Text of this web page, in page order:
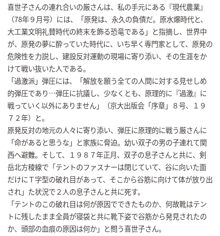
喜世子さんの連れ合いの厳さんは、私の手元にある『現代農業』
（78年９月号）には、「原発は、永久の負債だ。原水爆時代と、
大工業文明礼賛時代の終末を飾る恐竜である」と指摘し、世界中
が、原発の夢に酔っていた時代に、いち早く専門家として、原発の
危険性を力説し、建設反対運動の現場に寄り添い、その生涯をか
けて戦い抜いた人である。
「過激派」弾圧には、「解放を願う全ての人間に対する見せしめ
的弾圧であり…弾圧に抗議し、少なくとも、原理的に『過激』に
戦っていく以外にありません」（京大出版会「序章」８号、１９
７２年）と。
原発反対の地元の人々に寄り添い、弾圧に原理的に戦う厳さんに
「命があると思うな」と家族に脅迫。幼い双子の男の子連れて関
西へ避難。そして、１９８７年正月、双子の息子さんと共に、剣
岳北方稜線で「テントのファスナーは閉じていて、谷に向いた面
だけにＴ字型の破れ目があって、そこから谷筋に向けて体が放り出
され」た状況で２人の息子さんと共に死す。
「テントのこの破れ目は何が原因でできたものか、何故靴はテン
トに残したまま全員が寝袋と共に靴下姿で谷筋から発見されたの
か、頭部の血痕の原因は何か」と問う喜世子さん。